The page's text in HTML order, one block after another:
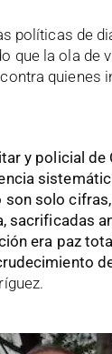
políticas de
que la ola de
quienes
y policial de
solo
sacrificadas
era paz